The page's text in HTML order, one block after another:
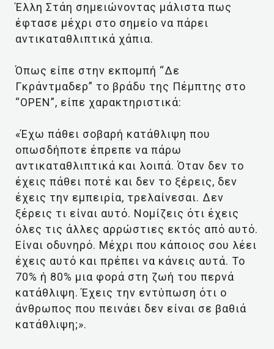
Έλλη Στάη σημειώνοντας μάλιστα πως
έφτασε μέχρι στο σημείο να πάρει
αντικαταθλιπτικά χάπια.
Όπως είπε στην εκπομπή “Δε
Γκράντμαδερ” το βράδυ της Πέμπτης στο
“ΟΡΕΝ”, είπε χαρακτηριστικά:
«Έχω πάθει σοβαρή κατάθλιψη που
οπωσδήποτε έπρεπε να πάρω
αντικαταθλιπτικά και λοιπά. Όταν δεν το
έχεις πάθει ποτέ και δεν το ξέρεις, δεν
έχεις την εμπειρία, τρελαίνεσαι. Δεν
ξέρεις τι είναι αυτό. Νομίζεις ότι έχεις
όλες τις άλλες αρρώστιες εκτός από αυτό.
Είναι οδυνηρό. Μέχρι που κάποιος σου λέει
έχεις αυτό και πρέπει να κάνεις αυτά. Το
70% ή 80% μια φορά στη ζωή του περνά
κατάθλιψη. Έχεις την εντύπωση ότι ο
άνθρωπος που πεινάει δεν είναι σε βαθιά
κατάθλιψη;».